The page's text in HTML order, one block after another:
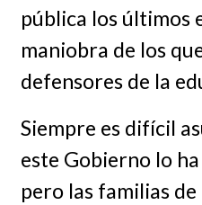
pública los últimos
maniobra de los
defensores de la
Siempre es difícil
este Gobierno lo
pero las familias